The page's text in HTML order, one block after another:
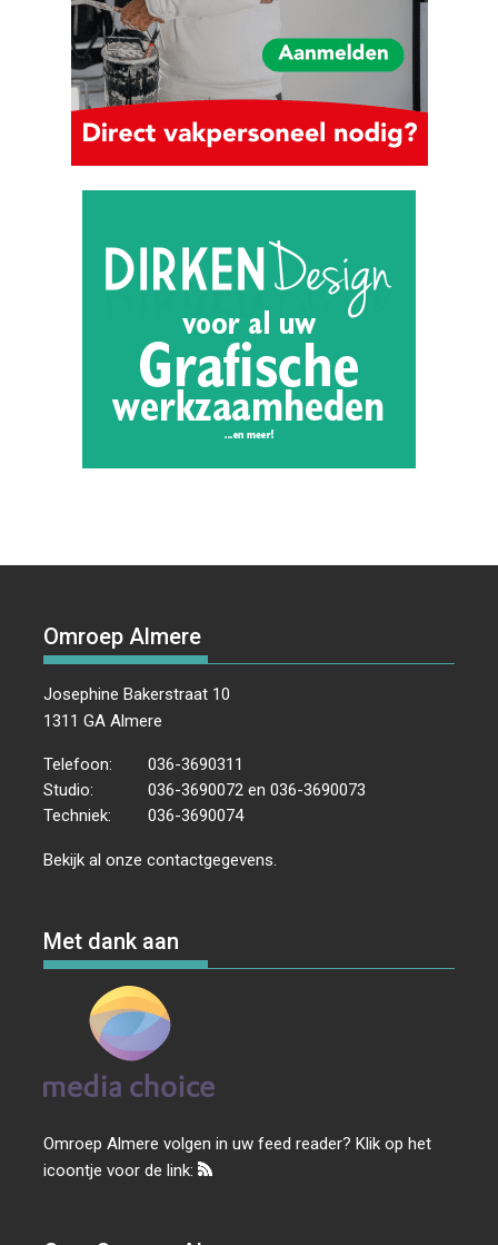
Omroep Almere
Josephine Bakerstraat 10
1311 GA Almere
Telefoon:
036-3690311
Studio:
036-3690072 en 036-3690073
Techniek:
036-3690074
Bekijk al onzecontactgegevens
Met dank aan
Omroep Almere volgen in uw feed reader? Klik op het
icoontje voor de link: